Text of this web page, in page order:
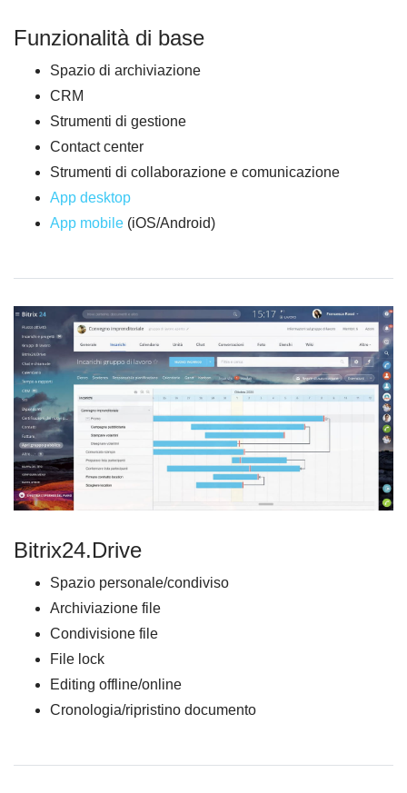
Funzionalità di base
Spazio di archiviazione
CRM
Strumenti di gestione
Contact center
Strumenti di collaborazione e comunicazione
App desktop
App mobile (iOS/Android)
Bitrix24.Drive
Spazio personale/condiviso
Archiviazione file
Condivisione file
File lock
Editing offline/online
Cronologia/ripristino documento